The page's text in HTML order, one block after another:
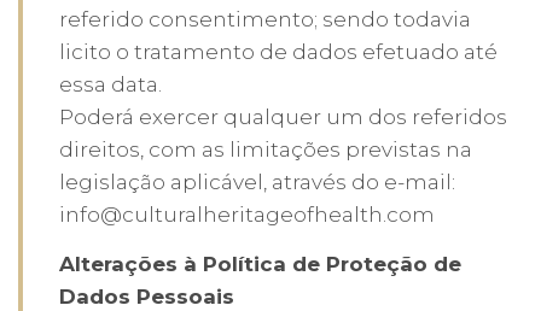
referido consentimento; sendo todavia
licito o tratamento de dados efetuado até
essa data.
Poderá exercer qualquer um dos referidos
direitos, com as limitações previstas na
legislação aplicável, através do e-mail:
info@culturalheritageofhealth.com
Alterações à Política de Proteção de
Dados Pessoais